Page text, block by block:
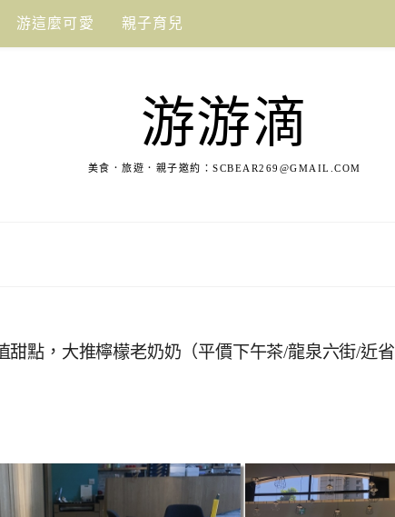
游這麼可愛 親子育兒
游游滴
美食．旅遊．親子邀約： SCBEAR269@GMAIL.COM
甜點，大推檸檬老奶奶（平價下午茶/龍泉六街/近省